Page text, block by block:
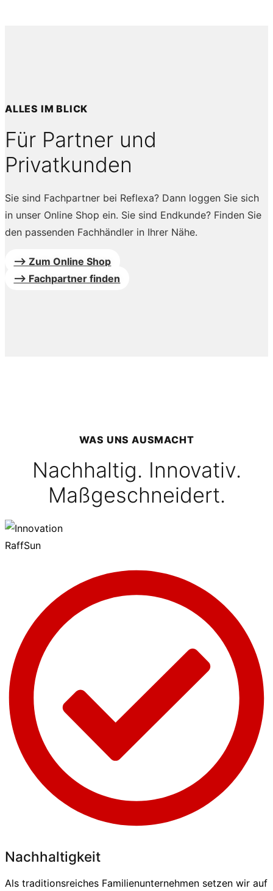
ALLES IM BLICK
Für Partner und
Privatkunden
Sie sind Fachpartner bei Reflexa? Dann loggen Sie sich
in unser Online Shop ein. Sie sind Endkunde? Finden Sie
den passenden Fachhändler in Ihrer Nähe.
--> Zum Online Shop
--> Fachpartner finden
WAS UNS AUSMACHT
Nachhaltig. Innovativ.
Maßgeschneidert.
Nachhaltigkeit
Als traditionsreiches Familienunternehmen setzen wir auf